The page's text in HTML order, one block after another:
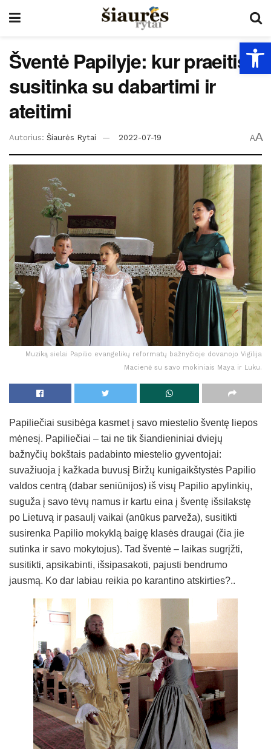
Šventė Papilyje: kur praeitis
susitinka su dabartimi ir
ateitimi
Autorius: Šiaurės Rytai 2022-07-19 AA
Muziką sielai Papilio evangelikų reformatų bažnyčioje dovanojo Vigilija
Macienė su savo mokiniais Maya ir Luku.
Papiliečiai susibėga kasmet į savo miestelio šventę liepos
mėnesį. Papiliečiai – tai ne tik šiandieniniai dviejų
bažnyčių bokštais padabinto miestelio gyventojai:
suvažiuoja į kažkada buvusį Biržų kunigaikštystės Papilio
valdos centrą (dabar seniūnijos) iš visų Papilio apylinkių,
suguža į savo tėvų namus ir kartu eina į šventę išsilakstę
po Lietuvą ir pasaulį vaikai (anūkus parveža), susitikti
susirenka Papilio mokyklą baigę klasės draugai (čia jie
sutinka ir savo mokytojus). Tad šventė – laikas sugrįžti,
susitikti, apsikabinti, išsipasakoti, pajusti bendrumo
jausmą. Ko dar labiau reikia po karantino atskirties?..